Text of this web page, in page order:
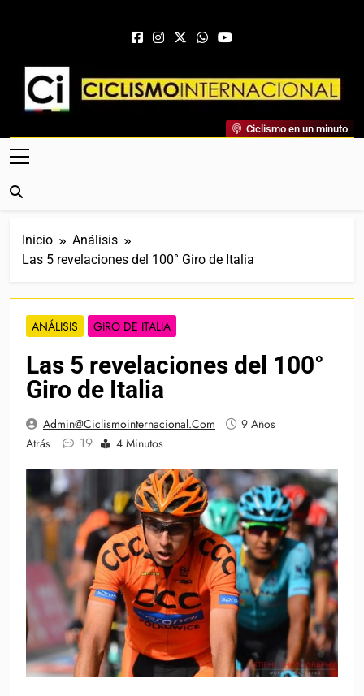
Ciclismo Internacional
Web Dedicada Al Ciclismo Mundial. Entrevistas, Análisis,
Crónicas, Previas Y Más. La Web Ciclista De Referencia.
Ciclismo en un minuto
Inicio
Análisis
Las 5 revelaciones del 100° Giro de Italia
ANÁLISIS GIRO DE ITALIA
Las 5 revelaciones del 100°
Giro de Italia
Admin@ciclismointernacional.com
9 Años
Atrás
19 4 Minutos